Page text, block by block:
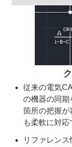
従来の電気
の機器の同期
箇所の把握が
も柔軟に対応
リファレン